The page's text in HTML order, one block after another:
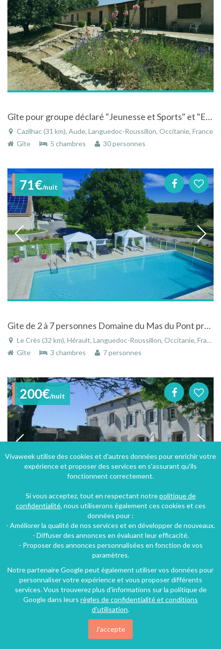
Gîte pour groupe déclaré "Jeunesse et Sports" et "Education Nationale"
Cazilhac (31 km), Aude, Languedoc-Roussillon, Occitanie, France
Gîte
5 chambres 30 personnes
71€/nuit
Gite de 2 à 7 personnes Domaine du Mas du Pont près de Montpellier avec WIFI
Le Crès (32 km), Hérault, Languedoc-Roussillon, Occitanie, France
Gîte
3 chambres 7 personnes
200€/nuit
Campestre-et-Luc (32 km), Gard, Languedoc-Roussillon, Occitanie, France
198€/nuit
Vivaweek utilise des cookies et d'autres données pour enrichir votre
expérience et proposer des services en s'assurant qu'ils
fonctionnent correctement.
Si vous acceptez, tout en respectant notrepolitique de
confidentialité, nous utiliserons également ces cookies et ces
données pour :
- Améliorer la qualité de nos services et en développer de nouveaux.
- Diffuser des annonces en évaluant leur efficacité.
- Proposer des annonces personnalisées en fonction de vos
paramètres.
Notre partenaire Google peut également utiliser vos données pour
personnaliser votre expérience et vous proposer différents
services. Vous trouverez plus d'informations sur la politique de
Google dans leurs règles de confidentialité et conditions
d'utilisation.
J'accepte